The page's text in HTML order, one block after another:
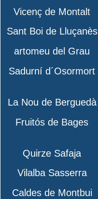
Vicenç de Montalt
Sant Boi de Lluçanès
artomeu del Grau
Sadurní d´Osormort
La Nou de Berguedà
Fruitós de Bages
Quirze Safaja
Vilalba Sasserra
Caldes de Montbui